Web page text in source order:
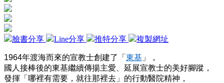
臉書分享 Line分享 推特分享 複製網址
1964年渡海而來的宣教士創建了「 東基 」，
國人接棒後的東基繼續傳揚主愛、延展宣教士的美好腳蹤，
發揮「哪裡有需要，就往那裡去」的行動醫院精神，